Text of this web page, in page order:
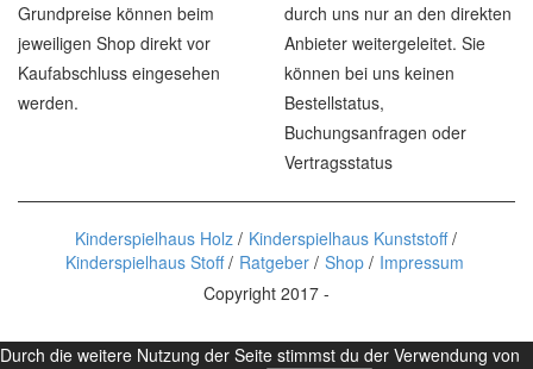
Grundpreise können beim
jeweiligen Shop direkt vor
Kaufabschluss eingesehen
werden.
durch uns nur an den direkten
Anbieter weitergeleitet. Sie
können bei uns keinen
Bestellstatus,
Buchungsanfragen oder
Vertragsstatus
Kinderspielhaus Holz
Kinderspielhaus Kunststoff
Kinderspielhaus Stoff
Ratgeber Shop
Impressum
Copyright 2017 -
Durch die weitere Nutzung der Seite stimmst du der Verwendung von